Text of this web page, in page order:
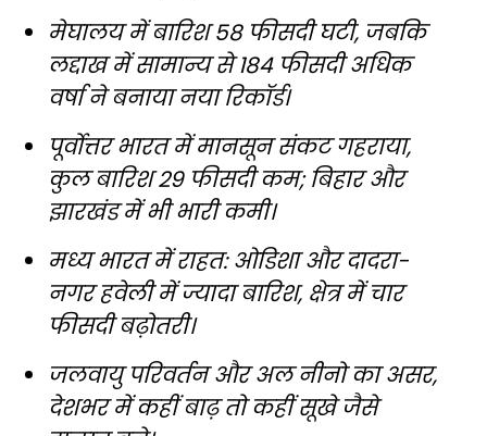
मेघालय में बारिश 58 फीसदी घटी, जबकि
लद्दाख में सामान्य से 184 फीसदी अधिक
वर्षा ने बनाया नया रिकॉर्ड।
पूर्वोत्तर भारत में मानसून संकट गहराया,
कुल बारिश 29 फीसदी कम; बिहार और
झारखंड में भी भारी कमी।
मध्य भारत में राहत: ओडिशा और दादरा-
नगर हवेली में ज्यादा बारिश, क्षेत्र में चार
फीसदी बढ़ोतरी।
जलवायु परिवर्तन और अल नीनो का असर,
देशभर में कहीं बाढ़ तो कहीं सूखे जैसे